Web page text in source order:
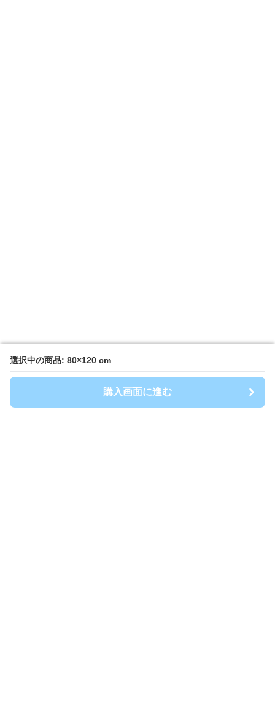
選択中の商品: 80×120 cm
購入画面に進む
選択中の商品: 80×120 cm
購入画面に進む